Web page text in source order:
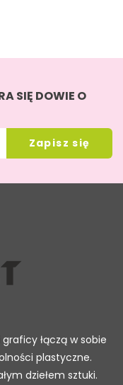
SIĘ DOWIE O
łączą w sobie
plastyczne.
dziełem sztuki.